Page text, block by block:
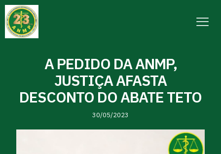
A PEDIDO DA ANMP,
JUSTIÇA AFASTA
DESCONTO DO ABATE TETO
30/05/2023